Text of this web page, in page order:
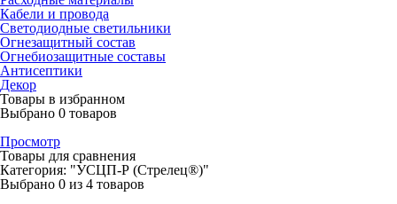
Кабели и провода
Светодиодные светильники
Огнезащитный состав
Огнебиозащитные составы
Антисептики
Декор
Товары в избранном
Выбрано 0 товаров
Просмотр
Товары для сравнения
Категория: "УСЦП-Р (Стрелец®)"
Выбрано 0 из 4 товаров